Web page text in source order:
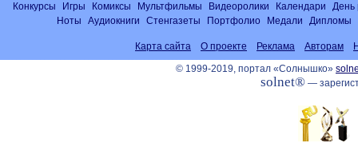
Конкурсы Игры Комиксы Мультфильмы Видеоролики Календари
День
Ноты
Аудиокниги Стенгазеты Портфолио Медали Дипломы
Карта сайта О проекте Реклама Авторам
© 1999-2019, портал «Солнышко»
solnet®—